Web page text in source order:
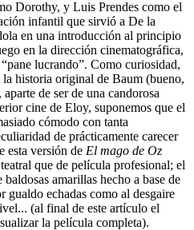
Dorothy, y Luis Prendes como el
infantil que sirvió a De la
en una introducción al principio
en la dirección cinematográfica,
lucrando”. Como curiosidad,
la historia original de Baum (bueno,
de ser de una candorosa
cine de Eloy, suponemos que el
cómodo con tanta
de prácticamente carecer
esta versión de El mago de Oz
que de película profesional; el
amarillas hecho a base de
gualdo echadas como al desgaire
(al final de este artículo el
la película completa).